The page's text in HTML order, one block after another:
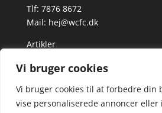
Vi bruger cookies
Vi bruger cookies til at forbedre din
vise personaliserede annoncer
Tlf: 7876 8672
Mail: hej@wcfc.dk
Artikler